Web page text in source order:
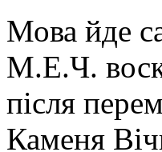
Мова йде
М.Е.Ч.
після
Каменя